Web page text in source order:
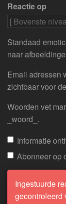
Reactie op
Standaad
naar
Email adressen
zichtbaar voor
Woorden vet
_woord_.
Informatie
Abonneer op
Ingestuurde
gecontroleerd